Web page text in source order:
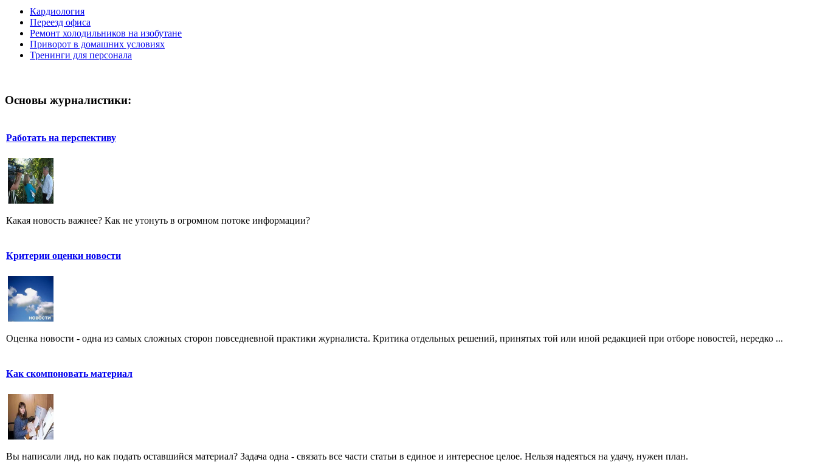
Кардиология
Переезд офиса
Ремонт холодильников на изобутане
Приворот в домашних условиях
Тренинги для персонала
Основы журналистики:
Работать на перспективу
Какая новость важнее? Как не утонуть в огромном потоке информации?
Критерии оценки новости
Оценка новости - одна из самых сложных сторон повседневной практики журналиста. Критика отдельных решений, принятых той или иной редакцией при отборе новостей, нередко ...
Как скомпоновать материал
Вы написали лид, но как подать оставшийся материал? Задача одна - связать все части статьи в единое и интересное целое. Нельзя надеяться на удачу, нужен план.